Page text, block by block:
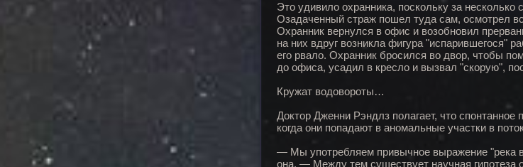
Это удивило охранника, поскольку за
Озадаченный страж пошел туда сам, осмотрел
Охранник вернулся в офис и возобновил
на них вдруг возникла фигура "испарившегося"
его рвало. Охранник бросился во двор, чтобы
до офиса, усадил в кресло и вызвал "скорую",
Кружат водовороты…
Доктор Дженни Рэндлз полагает, что
когда они попадают в аномальные участки в
— Мы употребляем привычное выражение "река
она. — Между тем существует научная гипотеза